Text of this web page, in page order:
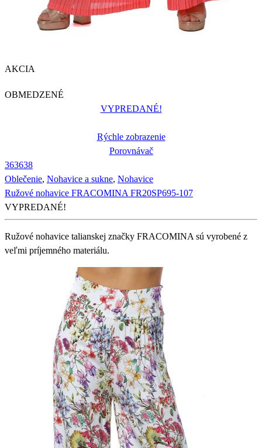
AKCIA
OBMEDZENÉ
VYPREDANÉ!
Rýchle zobrazenie
Porovnávač
363638
Oblečenie, Nohavice a sukne, Nohavice
Ružové nohavice FRACOMINA FR20SP695-107
VYPREDANÉ!
Ružové nohavice talianskej značky FRACOMINA sú vyrobené z
veľmi príjemného materiálu.